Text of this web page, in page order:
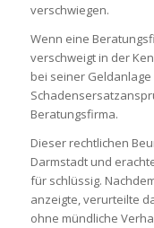
verschwiegen.
Wenn eine
verschweigt in der
bei seiner
Beratungsfirma.
Dieser rechtlichen
Darmstadt und
für schlüssig.
anzeigte, verurteilte
ohne mündliche